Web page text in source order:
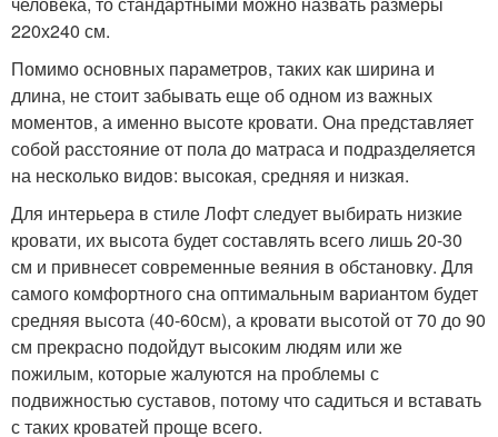
220х240 см.
Помимо основных параметров, таких как ширина и
длина, не стоит забывать еще об одном из важных
моментов, а именно высоте кровати. Она представляет
собой расстояние от пола до матраса и подразделяется
на несколько видов: высокая, средняя и низкая.
Для интерьера в стиле Лофт следует выбирать низкие
кровати, их высота будет составлять всего лишь 20-30
см и привнесет современные веяния в обстановку. Для
самого комфортного сна оптимальным вариантом будет
средняя высота (40-60см), а кровати высотой от 70 до 90
см прекрасно подойдут высоким людям или же
пожилым, которые жалуются на проблемы с
подвижностью суставов, потому что садиться и вставать
с таких кроватей проще всего.